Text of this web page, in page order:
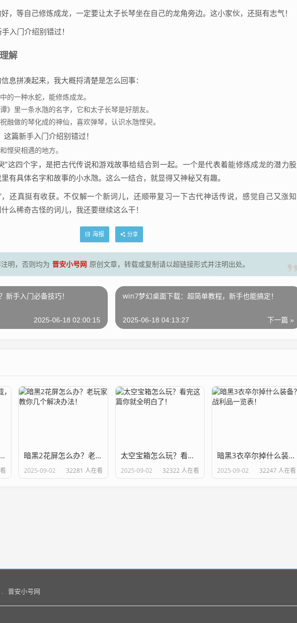
，等自己修炼成龙，一定要让太子长琴坐在自己的龙角旁边。这小家伙，还挺有志气！
解
息拼凑起来，我大概捋清楚是怎么回事：
的一种水蛇，能修炼成龙。
》里一条水虺的名字，它和太子长琴是好朋友。
融做的琴化成的神仙，喜欢弹琴，认识水虺悭臾。
悭臾相遇的地方。
”这四个字，是把古代传说和游戏故事给结合到一起。一个是代表着能修炼成龙的潜力股
有具体名字和故事的小水虺。这么一结合，就显得又神秘又有趣。
，还真挺有收获。不仅解一个新词儿，还顺带复习一下古代神话传说，感觉自己又涨知
么稀奇古怪的词儿，我还要继续这么干！
海报 分享
明，否则均为 晋安小号网 原创文章，转载或复制请以超链接形式并注明出处。
新手入门必备技巧！
2025-06-18 02:00:15
win7梦幻桌面下载：超简单教程，新手也能搞定！
下一篇 »
2025-06-18 04:13:27
畅玩单机大作不花钱！ 暗黑2花屏怎么办？老玩家教你几个解决办法！
2025-09-02 32281 人在看
太空宝箱怎么玩？看完这篇你就全明白了！
2025-09-02 32322 人在看
暗黑3衣卒尔掉什么装备？战利品一览表！
2025-09-02 32247 人在看
晋安小号网